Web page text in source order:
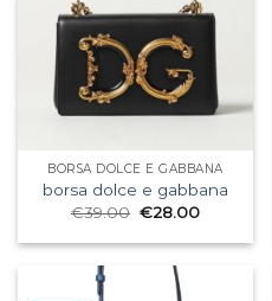
BORSA DOLCE E GABBANA
borsa dolce e gabbana
€39.00 €28.00